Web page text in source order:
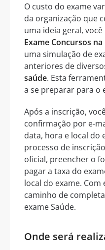
O custo do exame
da organização que
uma ideia geral,
Exame Concursos
uma simulação de
anteriores de
saúde. Esta
a se preparar para o
Após a inscrição,
confirmação por e-
data, hora e local do
processo de
oficial, preencher o
pagar a taxa do
local do exame. Com
caminho de
exame Saúde.
Onde será